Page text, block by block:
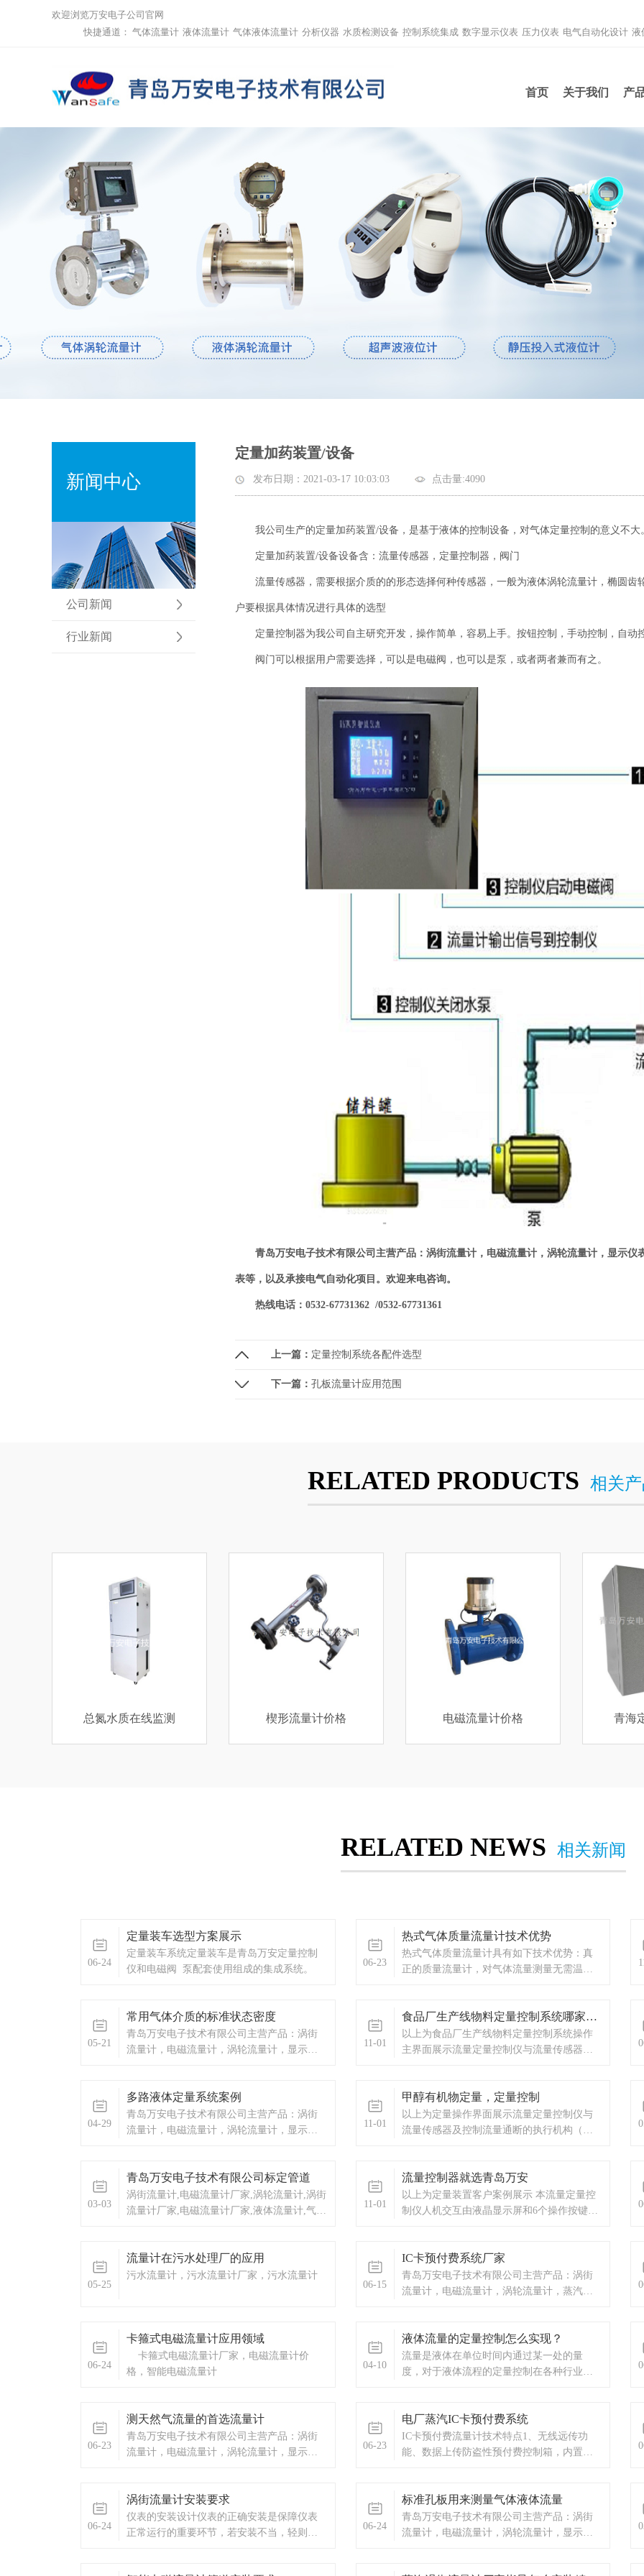
欢迎浏览万安电子公司官网
快捷通道： 气体流量计 液体流量计 气体液体流量计 分析仪器 水质检测设备 控制系统集成 数字显示仪表 压力仪表 电气自动化设计 液
首页 关于我们 产
定量加药装置/设备
发布日期：2021-03-17 10:03:03 点击量:4090
我公司生产的定量加药装置/设备，是基于液体的控制设备，对气体定量控制的意义不大
定量加药装置/设备设备含：流量传感器，定量控制器，阀门
流量传感器，需要根据介质的的形态选择何种传感器，一般为液体涡轮流量计，椭圆
户要根据具体情况进行具体的选型
定量控制器为我公司自主研究开发，操作简单，容易上手。按钮控制，手动控制，自动
阀门可以根据用户需要选择，可以是电磁阀，也可以是泵，或者两者兼而有之。
青岛万安电子技术有限公司主营产品：涡街流量计，电磁流量计，涡轮流量计，显示
表等，以及承接电气自动化项目。欢迎来电咨询。
热线电话：0532-67731362 /0532-67731361
上一篇： 定量控制系统各配件选型
下一篇： 孔板流量计应用范围
新闻中心
公司新闻
行业新闻
RELATED PRODUCTS 相关
楔形流量计价格 电磁流量计价格 青海定量控制系统 污
RELATED NEWS 相关新闻
06-24
定量装车选型方案展示
定量装车系统定量装车是青岛万安定量控制
仪和电磁阀 泵配套使用组成的集成系统。
06-23
热式气体质量流量计技术优势
热式气体质量流量计具有如下技术优势：真
正的质量流量计，对气体流量测量无需温度
05-21
常用气体介质的标准状态密度
青岛万安电子技术有限公司主营产品：涡街
流量计，电磁流量计，涡轮流量计，显示仪
化项目。
11-01
食品厂生产线物料定量控制系统哪家好？
以上为食品厂生产线物料定量控制系统操作
主界面展示流量定量控制仪与流量传感器及
本流量定量控制仪按输入信号分为频率脉冲
输入型和流量变送信号输入型两种供用户选
择订购。本流量定量控制
04-29
多路液体定量系统案例
青岛万安电子技术有限公司主营产品：涡街
流量计，电磁流量计，涡轮流量计，显示仪
化项目。
11-01
甲醇有机物定量，定量控制
以上为定量操作界面展示流量定量控制仪与
流量传感器及控制流量通断的执行机构（一
制仪按输入信号分为频率脉冲输入型和流量
变送信号输入型两种供用户选择订购。本流
量定量控制仪接受流量传
03-03
青岛万安电子技术有限公司标定管道
涡街流量计,电磁流量计厂家,涡轮流量计,涡街
流量计厂家,电磁流量计厂家,液体流量计,气体
11-01
流量控制器就选青岛万安
以上为定量装置客户案例展示 本流量定量控
制仪人机交互由液晶显示屏和6个操作按键组
信。
05-25
流量计在污水处理厂的应用
污水流量计，污水流量计厂家，污水流量计
06-15
IC卡预付费系统厂家
青岛万安电子技术有限公司主营产品：涡街
流量计，电磁流量计，涡轮流量计，蒸汽预
仪器，水质监测设备，压力仪表等，以及承
接电气自动化项目。
06-24
卡箍式电磁流量计应用领域
卡箍式电磁流量计厂家，电磁流量计价
格，智能电磁流量计
04-10
液体流量的定量控制怎么实现？
流量是液体在单位时间内通过某一处的量
度，对于液体流程的定量控制在各种行业中
06-23
测天然气流量的首选流量计
青岛万安电子技术有限公司主营产品：涡街
流量计，电磁流量计，涡轮流量计，显示仪
化项目。欢迎来电咨询。
06-23
电厂蒸汽IC卡预付费系统
IC卡预付费流量计技术特点1、无线远传功
能、数据上传防盗性预付费控制箱，内置
余额、阀门开度、箱门开闭状态等信息上传
到监控室的电脑。
06-24
涡街流量计安装要求
仪表的安装设计仪表的正确安装是保障仪表
正常运行的重要环节，若安装不当，轻则影
06-24
标准孔板用来测量气体液体流量
青岛万安电子技术有限公司主营产品：涡街
流量计，电磁流量计，涡轮流量计，显示仪